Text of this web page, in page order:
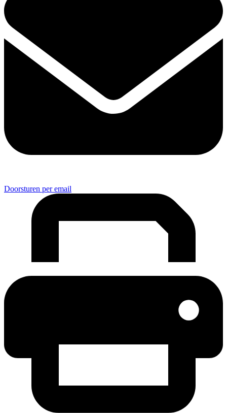
Doorsturen per email